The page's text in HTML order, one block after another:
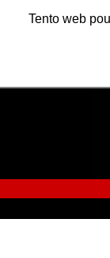
Tento web